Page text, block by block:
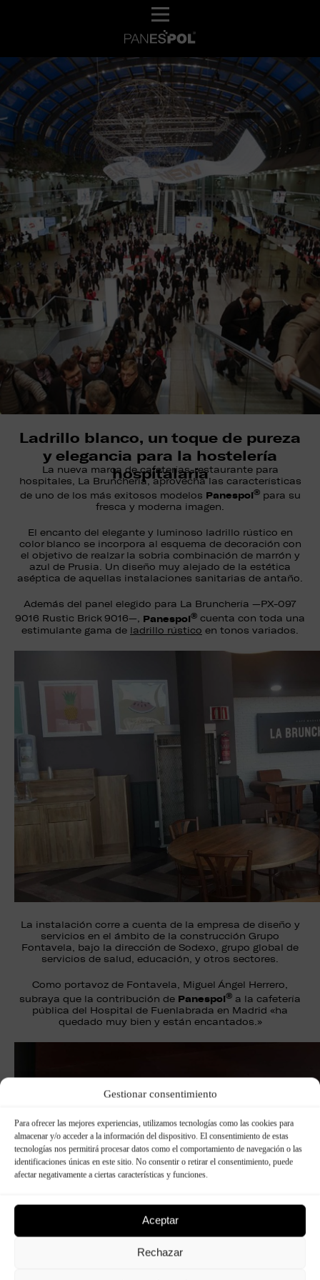
Gestionar consentimiento
Para ofrecer las mejores experiencias, utilizamos tecnologías como las cookies para
almacenar y/o acceder a la información del dispositivo. El consentimiento de estas
tecnologías nos permitirá procesar datos como el comportamiento de navegación o las
identificaciones únicas en este sitio. No consentir o retirar el consentimiento, puede
afectar negativamente a ciertas características y funciones.
Aceptar
Rechazar
Ladrillo blanco, un toque de pureza
y elegancia para la hostelería
hospitalaria
La nueva marca de cafeterías-restaurante para
hospitales, La Brunchería, aprovecha las características
de uno de los más exitosos modelos Panespol®para su
fresca y moderna imagen.
El encanto del elegante y luminoso ladrillo rústico en
color blanco se incorpora al esquema de decoración con
el objetivo de realzar la sobria combinación de marrón y
azul de Prusia. Un diseño muy alejado de la estética
aséptica de aquellas instalaciones sanitarias de antaño.
Además del panel elegido para La Brunchería —PX-097
9016 Rustic Brick 9016—, Panespol® cuenta con toda una
estimulante gama de ladrillo rústico en tonos variados.
La instalación corre a cuenta de la empresa de diseño y
servicios en el ámbito de la construcción Grupo
Fontavela, bajo la dirección de Sodexo, grupo global de
servicios de salud, educación, y otros sectores.
Como portavoz de Fontavela, Miguel Ángel Herrero,
subraya que la contribución de Panespol® a la cafetería
pública del Hospital de Fuenlabrada en Madrid «ha
quedado muy bien y están encantados.»